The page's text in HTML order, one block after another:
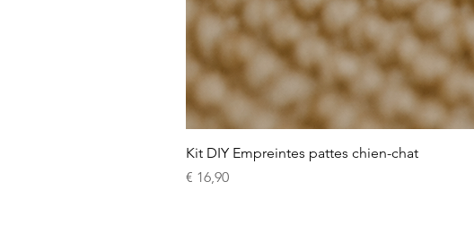
Kit DIY Empreintes pattes chien-chat
Prijs
€ 16,90